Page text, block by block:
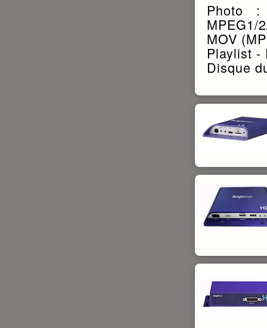
Photo :
MPEG1/
MOV
Playlist -
Disque